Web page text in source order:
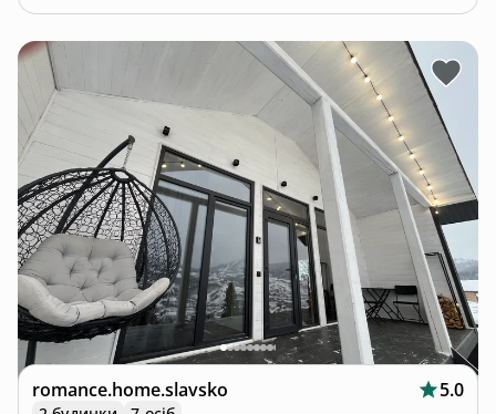
romance.home.slavsko 5.0